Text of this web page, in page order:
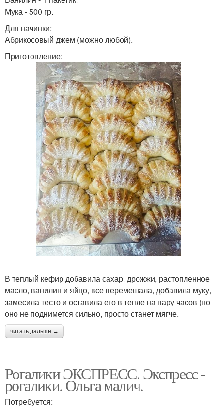
Мука - 500 гр.
Для начинки:
Абрикосовый джем (можно любой).
Приготовление:
В теплый кефир добавила сахар, дрожжи, растопленное
масло, ванилин и яйцо, все перемешала, добавила муку,
замесила тесто и оставила его в тепле на пару часов (но
оно не поднимется сильно, просто станет мягче.
читать дальше →
Рогалики ЭКСПРЕСС. Экспресс -
рогалики. Ольга малич.
Потребуется: